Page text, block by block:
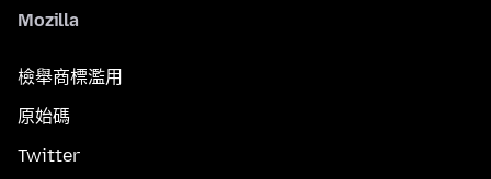
Mozilla
檢舉商標濫用
原始碼
Twitter